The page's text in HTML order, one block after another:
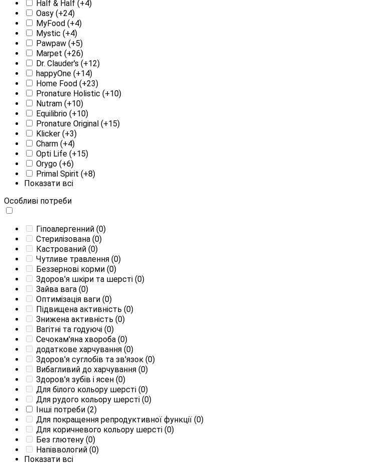
Half & Half (+4)
Oasy (+24)
MyFood (+4)
Mystic (+4)
Pawpaw (+5)
Marpet (+26)
Dr. Clauder's (+12)
happyOne (+14)
Home Food (+23)
Pronature Holistic (+10)
Nutram (+10)
Equilibrio (+10)
Pronature Original (+15)
Klicker (+3)
Charm (+4)
Opti Life (+15)
Orygo (+6)
Primal Spirit (+8)
Показати всі
Особливі потреби
Гіпоалергенний (0)
Стерилізована (0)
Кастрований (0)
Чутливе травлення (0)
Беззернові корми (0)
Здоров'я шкіри та шерсті (0)
Зайва вага (0)
Оптимізація ваги (0)
Підвищена активність (0)
Знижена активність (0)
Вагітні та годуючі (0)
Сечокам'яна хвороба (0)
додаткове харчування (0)
Здоров'я суглобів та зв'язок (0)
Вибагливий до харчування (0)
Здоров'я зубів і ясен (0)
Для білого кольору шерсті (0)
Для рудого кольору шерсті (0)
Інші потреби (2)
Для покращення репродуктивної функції (0)
Для коричневого кольору шерсті (0)
Без глютену (0)
Напіввологий (0)
Показати всі